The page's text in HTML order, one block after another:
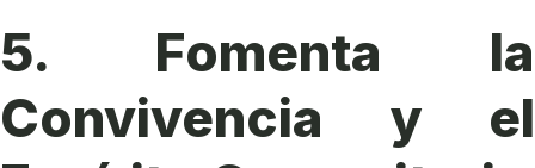
5. Fomenta la
Convivencia y el